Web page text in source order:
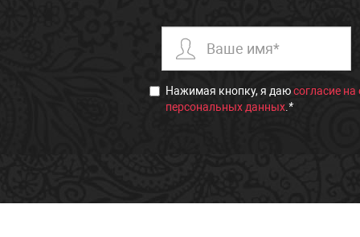
Нажимая кнопку, я даюсогласие
персональных данных *